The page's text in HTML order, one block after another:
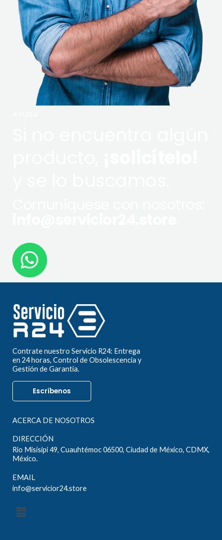
Contrate nuestro Servicio R24: Entrega
en 24 horas, Control de Obsolescencia y
Gestión de Garantía.
Escríbenos
ACERCA DE NOSOTROS
DIRECCIÓN
Rio Misisipi 49, Cuauhtémoc 06500, Ciudad de México, CDMX,
México.
EMAIL
info@servicior24.store
Menú